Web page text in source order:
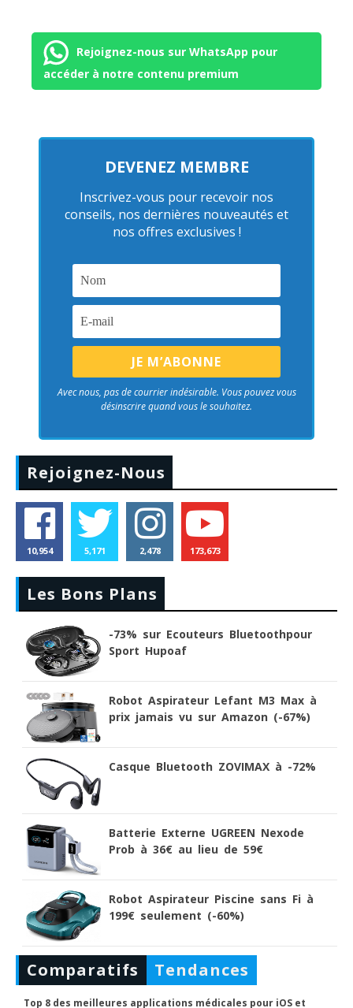
Rejoignez-nous sur WhatsApp pour
accéder à notre contenu premium
DEVENEZ MEMBRE
Inscrivez-vous pour recevoir nos
conseils, nos dernières nouveautés et
nos offres exclusives !
Avec nous, pas de courrier indésirable. Vous pouvez vous
désinscrire quand vous le souhaitez.
Rejoignez-Nous
10,954 5,171 2,478 173,673
Les Bons Plans
-73% sur Ecouteurs Bluetoothpour
Sport Hupoaf
Robot Aspirateur Lefant M3 Max à
prix jamais vu sur Amazon (-67%)
Casque Bluetooth ZOVIMAX à -72%
Batterie Externe UGREEN Nexode
Prob à 36€ au lieu de 59€
Robot Aspirateur Piscine sans Fi à
199€ seulement (-60%)
Comparatifs Tendances
Top 8 des meilleures applications médicales pour iOS et